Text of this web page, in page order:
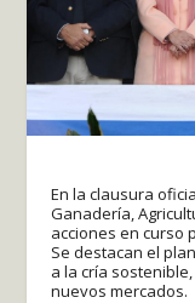
En la clausura
Ganadería,
acciones en curso
Se destacan el
a la cría
nuevos mercados.